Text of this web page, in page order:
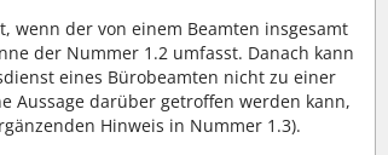
wenn der von einem Beamten insgesamt
der Nummer 1.2 umfasst. Danach kann
eines Bürobeamten nicht zu einer
Aussage darüber getroffen werden kann,
Hinweis in Nummer 1.3).